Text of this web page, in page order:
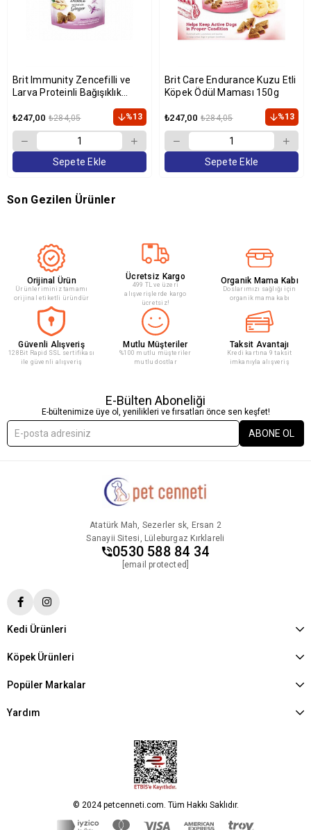
Brit Immunity Zencefilli ve
Larva Proteinli Bağışıklık
gr
₺247,00 ₺284,05 %13
Sepete Ekle
Brit Care Endurance Kuzu Etli
Köpek Ödül Maması 150g
₺247,00 ₺284,05 %13
Sepete Ekle
Son Gezilen Ürünler
Orijinal Ürün
Ürünleriminiz tamamı
orijinal etiketli üründür
Ücretsiz Kargo
499 TL ve üzeri
alışverişlerde kargo
ücretsiz!
Organik Mama Kabı
Doslarımızı sağlığı için
organik mama kabı
Güvenli Alışveriş
128Bit Rapid SSL sertifikası
ile güvenli alışveriş
Mutlu Müşteriler
%100 mutlu müşteriler
mutlu dostlar
Taksit Avantajı
Kredi kartına 9 taksit
imkanıyla alışveriş
E-Bülten Aboneliği
E-bültenimize üye ol, yenilikleri ve fırsatları önce sen keşfet!
ABONE OL
Atatürk Mah, Sezerler sk, Ersan 2
Sanayii Sitesi, Lüleburgaz Kırklareli
0530 588 84 34
[email protected]
Kedi Ürünleri
Köpek Ürünleri
Popüler Markalar
Yardım
© 2024 petcenneti.com. Tüm Hakkı Saklıdır.